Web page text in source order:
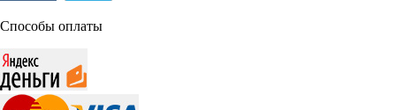
Способы оплаты